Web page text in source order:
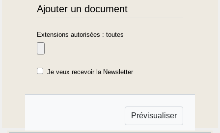
Ajouter un document
Extensions autorisées : toutes
Je veux recevoir la Newsletter